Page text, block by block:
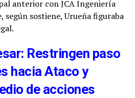
anterior con JCA Ingeniería
según sostiene, Urueña figuraba
Restringen paso
hacia Ataco y
de acciones